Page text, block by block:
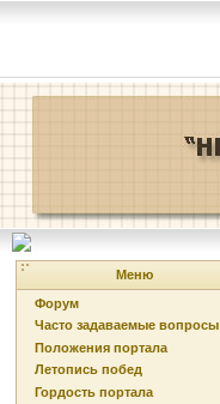
Меню
Форум
Часто задаваемые вопросы
Положения портала
Летопись побед
Гордость портала